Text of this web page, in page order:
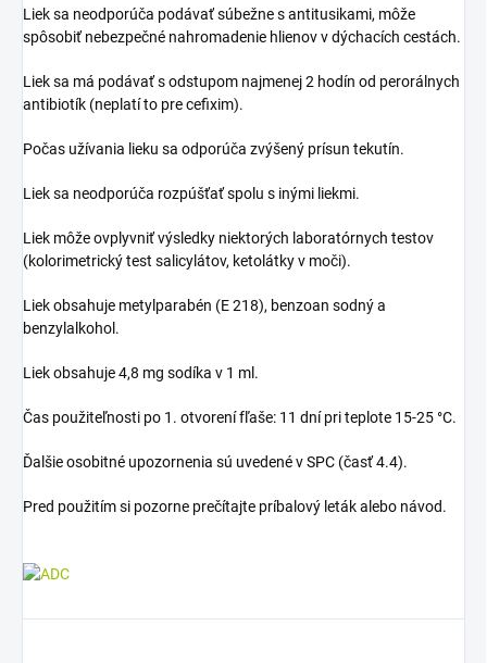
Liek sa neodporúča podávať súbežne s antitusikami, môže
spôsobiť nebezpečné nahromadenie hlienov v dýchacích cestách.
Liek sa má podávať s odstupom najmenej 2 hodín od perorálnych
antibiotík (neplatí to pre cefixim).
Počas užívania lieku sa odporúča zvýšený prísun tekutín.
Liek sa neodporúča rozpúšťať spolu s inými liekmi.
Liek môže ovplyvniť výsledky niektorých laboratórnych testov
(kolorimetrický test salicylátov, ketolátky v moči).
Liek obsahuje metylparabén (E 218), benzoan sodný a
benzylalkohol.
Liek obsahuje 4,8 mg sodíka v 1 ml.
Čas použiteľnosti po 1. otvorení fľaše: 11 dní pri teplote 15-25 °C.
Ďalšie osobitné upozornenia sú uvedené v SPC (časť 4.4).
Pred použitím si pozorne prečítajte príbalový leták alebo návod.